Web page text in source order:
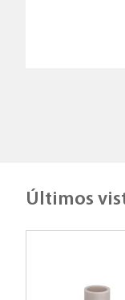
Últimos